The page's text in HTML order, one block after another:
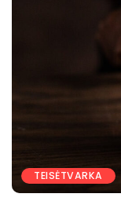
TEISĖTVARKA